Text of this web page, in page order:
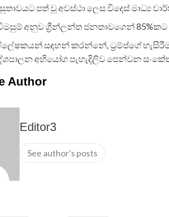
පත් වූ අවස්ථා ලෙස විදෙස් මාධ්‍ය
අනුව ග්‍රීන්ලන්ත ජනතාවගෙන් 85%කට
සඳහන් කරන්නේ, ට්‍රම්ප්ගේ
අභියෝග පැහැදිලිව පෙන්වන
Author
Editor3
See author's posts